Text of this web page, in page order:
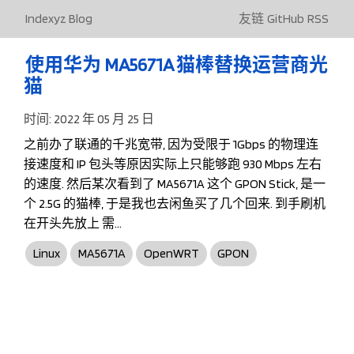
Indexyz Blog 友链 GitHub RSS
使用华为 MA5671A 猫棒替换运营商光
猫
时间: 2022 年 05 月 25 日
之前办了联通的千兆宽带, 因为受限于 1Gbps 的物理连
接速度和 IP 包头等原因实际上只能够跑 930 Mbps 左右
的速度. 然后某次看到了 MA5671A 这个 GPON Stick, 是一
个 2.5G 的猫棒, 于是我也去闲鱼买了几个回来. 到手刷机
在开头先放上 需…
Linux MA5671A OpenWRT GPON